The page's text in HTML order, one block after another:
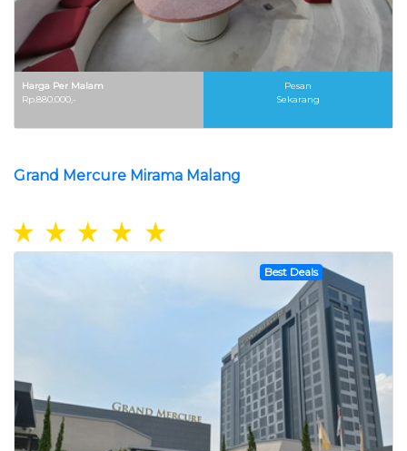
Harga Per Malam
Rp.880.000,-
Pesan
Sekarang
Grand Mercure Mirama Malang
Best Deals